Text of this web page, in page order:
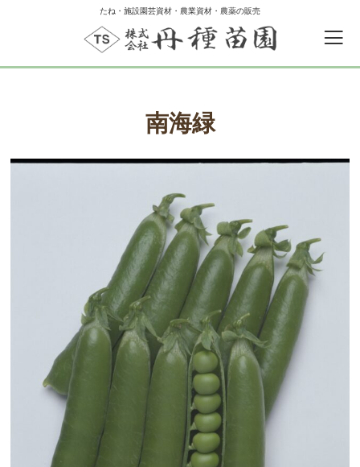
たね・施設園芸資材・農業資材・農薬の販売
ゲスト ログイン 新規会員登録
カートの中 0
南海緑